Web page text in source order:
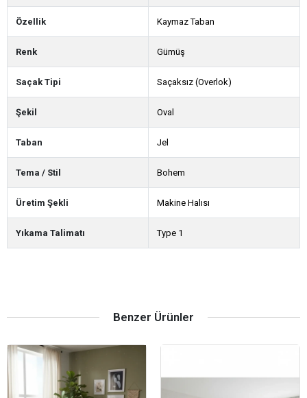
Özellik Kaymaz Taban
Renk Gümüş
Saçak Tipi Saçaksız (Overlok)
Şekil Oval
Taban Jel
Tema / Stil Bohem
Üretim Şekli Makine Halısı
Yıkama Talimatı Type 1
Benzer Ürünler